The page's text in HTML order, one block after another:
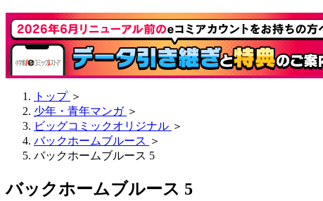
トップ ＞
少年・青年マンガ ＞
ビッグコミックオリジナル ＞
バックホームブルース ＞
バックホームブルース 5
バックホームブルース 5